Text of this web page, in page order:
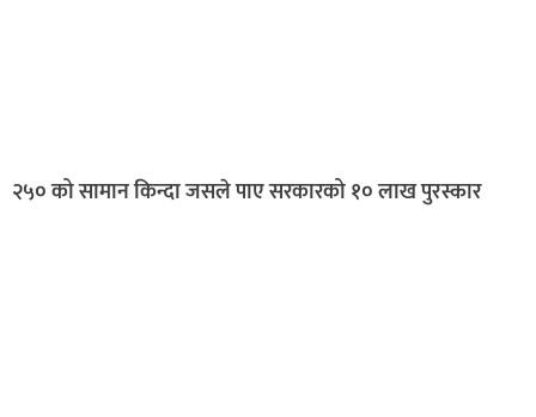
२५० को सामान किन्दा जसले पाए सरकारको १० लाख पुरस्कार